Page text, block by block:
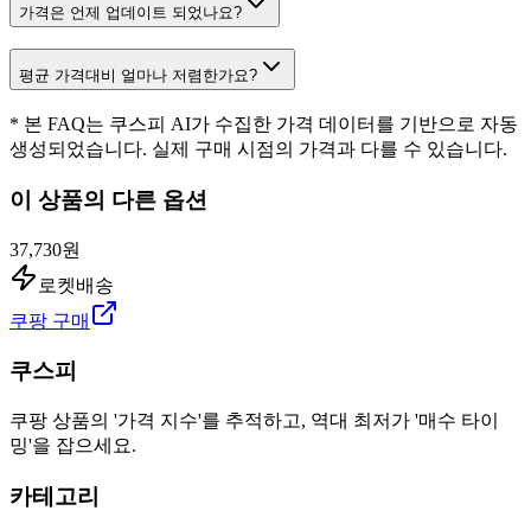
가격은 언제 업데이트 되었나요?
평균 가격대비 얼마나 저렴한가요?
* 본 FAQ는 쿠스피 AI가 수집한 가격 데이터를 기반으로 자동
생성되었습니다. 실제 구매 시점의 가격과 다를 수 있습니다.
이 상품의 다른 옵션
37,730원
로켓배송
쿠팡 구매
쿠스피
쿠팡 상품의 '가격 지수'를 추적하고, 역대 최저가 '매수 타이
밍'을 잡으세요.
카테고리